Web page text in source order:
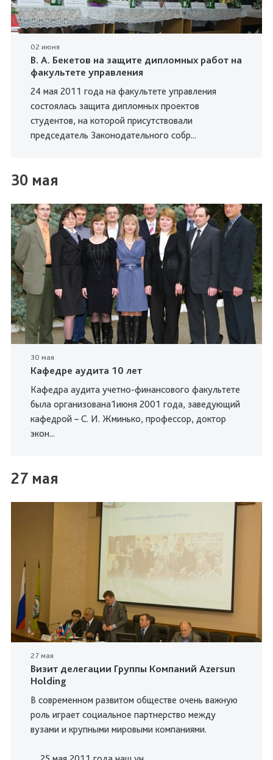
02 июня
В. А. Бекетов на защите дипломных работ на
факультете управления
24 мая 2011 года на факультете управления
состоялась защита дипломных проектов
студентов, на которой присутствовали
председатель Законодательного собр...
30 мая
30 мая
Кафедре аудита 10 лет
Кафедра аудита учетно-финансового факультете
была организована1июня 2001 года, заведующий
кафедрой – С. И. Жминько, профессор, доктор
экон...
27 мая
27 мая
Визит делегации Группы Компаний Azersun
Holding
В современном развитом обществе очень важную
роль играет социальное партнерство между
вузами и крупными мировыми компаниями.